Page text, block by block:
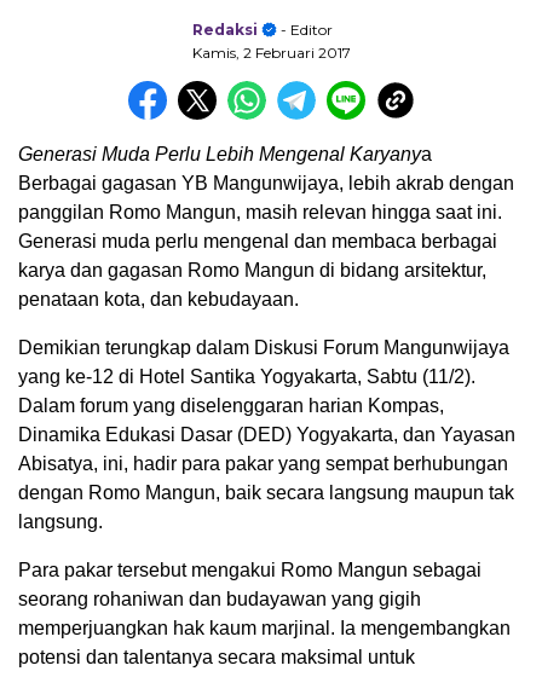
Redaksi
- Editor
Kamis, 2 Februari 2017
Generasi Muda Perlu Lebih Mengenal Karyanya
Berbagai gagasan YB Mangunwijaya, lebih akrab dengan
panggilan Romo Mangun, masih relevan hingga saat ini.
Generasi muda perlu mengenal dan membaca berbagai
karya dan gagasan Romo Mangun di bidang arsitektur,
penataan kota, dan kebudayaan.
Demikian terungkap dalam Diskusi Forum Mangunwijaya
yang ke-12 di Hotel Santika Yogyakarta, Sabtu (11/2).
Dalam forum yang diselenggaran harian Kompas,
Dinamika Edukasi Dasar (DED) Yogyakarta, dan Yayasan
Abisatya, ini, hadir para pakar yang sempat berhubungan
dengan Romo Mangun, baik secara langsung maupun tak
langsung.
Para pakar tersebut mengakui Romo Mangun sebagai
seorang rohaniwan dan budayawan yang gigih
memperjuangkan hak kaum marjinal. Ia mengembangkan
potensi dan talentanya secara maksimal untuk